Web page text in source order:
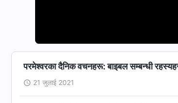
परमेश्‍वरका दैनिक वचनहरू: बाइबल सम्‍बन्धी
21 जुलाई 2021